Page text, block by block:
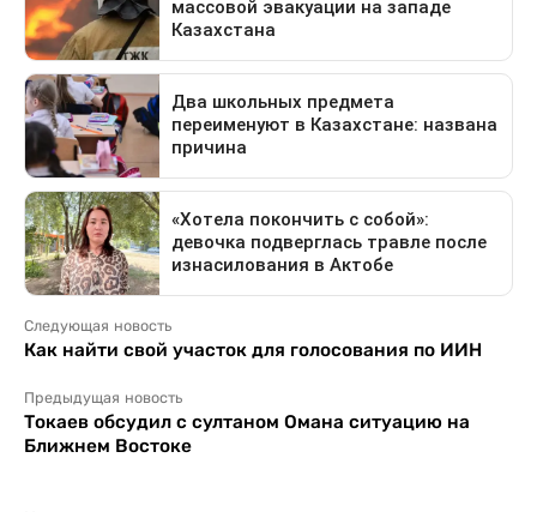
Следующая новость
Как найти свой участок для голосования по ИИН
Предыдущая новость
Токаев обсудил с султаном Омана ситуацию на
Ближнем Востоке